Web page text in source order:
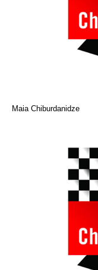
Maia Chiburdanidze